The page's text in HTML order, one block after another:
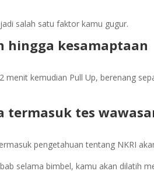
salah satu faktor kamu gugur.
hingga kesamaptaan
menit kemudian Pull Up, berenang
termasuk tes
pengetahuan tentang NKRI
selama bimbel, kamu akan dilatih